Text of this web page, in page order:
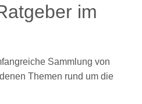
im
Sammlung von
Themen rund um die